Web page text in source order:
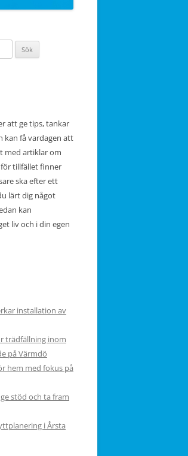
att ge tips, tankar
kan få vardagen att
med artiklar om
tillfället finner
ska efter ett
lärt dig något
kan
liv och i din egen
installation av
trädfällning inom
på Värmdö
hem med fokus på
stöd och ta fram
i Årsta